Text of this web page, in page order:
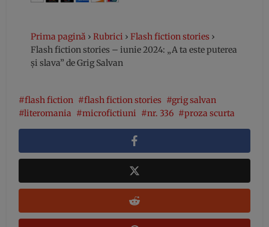
Prima pagină › Rubrici › Flash fiction stories ›
Flash fiction stories – iunie 2024: „A ta este puterea
și slava” de Grig Salvan
flash fiction flash fiction stories
grig salvan
literomania
microfictiuni nr. 336 proza scurta